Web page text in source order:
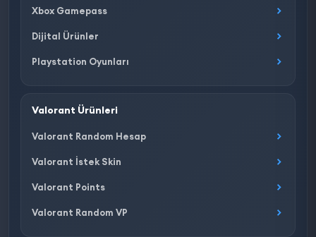
Xbox Gamepass
Dijital Ürünler
Playstation Oyunları
Valorant Ürünleri
Valorant Random Hesap
Valorant İstek Skin
Valorant Points
Valorant Random VP